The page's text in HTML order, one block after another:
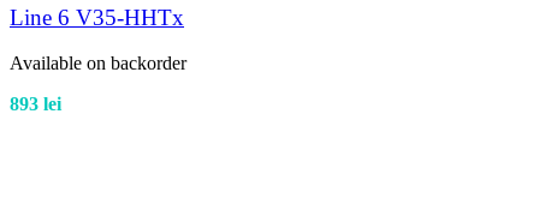
Line 6 V35-HHTx
Available on backorder
893 lei